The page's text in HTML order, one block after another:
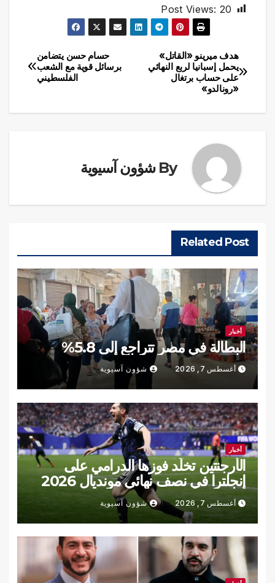
Post Views: 20
تصفّح
المقالات
حسام حسن يتضامن
برسائل قوية مع الشعب
الفلسطيني
هدف ميرينو «القاتل»
يحمل إسبانيا لربع النهائي
على حساب برتغال
«رونالدو»
By شؤون آسيوية
Related Post
أخبار
البطالة في مصر تتراجع إلى 5.8%
أغسطس 7, 2026 شؤون آسيوية
أخبار
الأرجنتين تخلّد فوزها الدرامي على
إنجلترا في نصف نهائي مونديال 2026
(فيديو)
أغسطس 7, 2026 شؤون آسيوية